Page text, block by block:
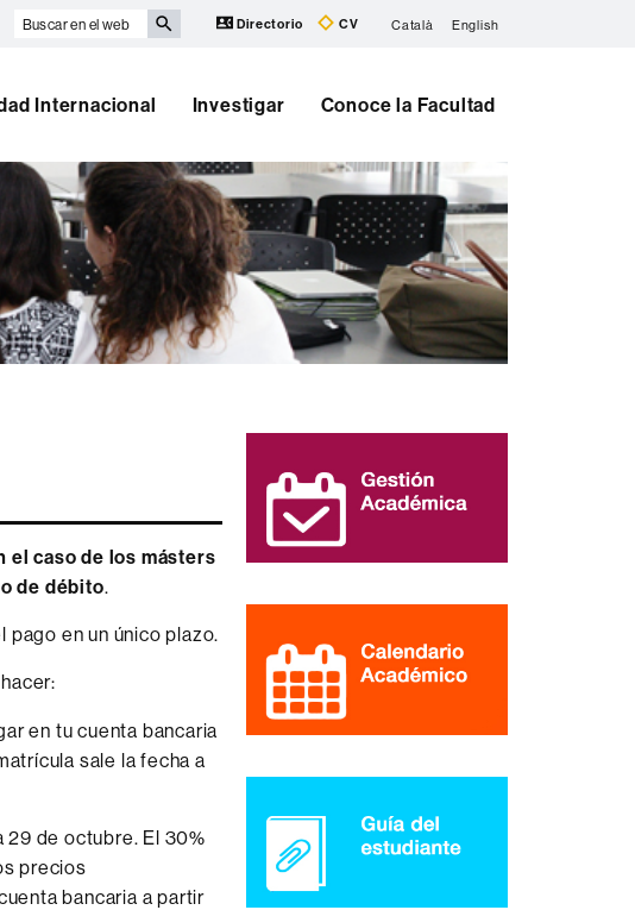
Buscar
web
Directorio CV Català English
Internacional Investigar Conoce la Facultad
el caso de los másters
de débito.
en un único plazo.
en tu cuenta bancaria
sale la fecha a
29 de octubre. El 30%
precios
bancaria a partir
Información
complementaria